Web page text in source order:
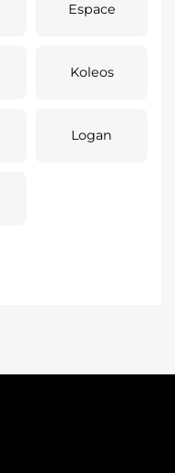
Espace
Koleos
Logan